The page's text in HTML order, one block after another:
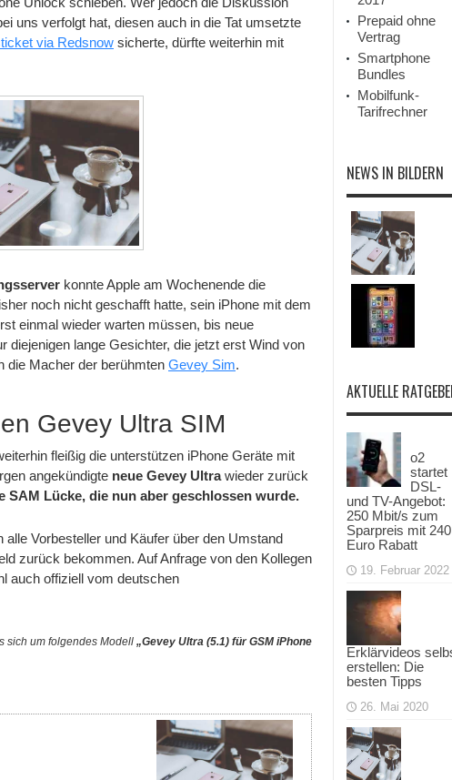
via
SAM
uns verfolgt hat, diesen auch in die Tat umsetzte
via Redsnow sicherte, dürfte weiterhin mit
konnte Apple am Wochenende die
noch nicht geschafft hatte, sein iPhone mit dem
einmal wieder warten müssen, bis neue
diejenigen lange Gesichter, die jetzt erst Wind von
die Macher der berühmten Gevey Sim.
Gevey Ultra SIM
fleißig die unterstützen iPhone Geräte mit
angekündigte neue Gevey Ultrawieder zurück
SAM Lücke, die nun aber geschlossen wurde.
Vorbesteller und Käufer über den Umstand
zurück bekommen. Auf Anfrage von den Kollegen
auch offiziell vom deutschen
sich um folgendes Modell „Gevey Ultra (5.1) für GSM iPhone
Prepaid ohne
Vertrag
Smartphone
Bundles
Mobilfunk-
Tarifrechner
NEWS IN BILDERN
AKTUELLE
o2
startet
DSL-
und TV-Angebot:
250 Mbit/s zum
Sparpreis mit 240
Euro Rabatt
19. Februar 2022
Erklärvideos
erstellen: Die
besten Tipps
26. Mai 2020